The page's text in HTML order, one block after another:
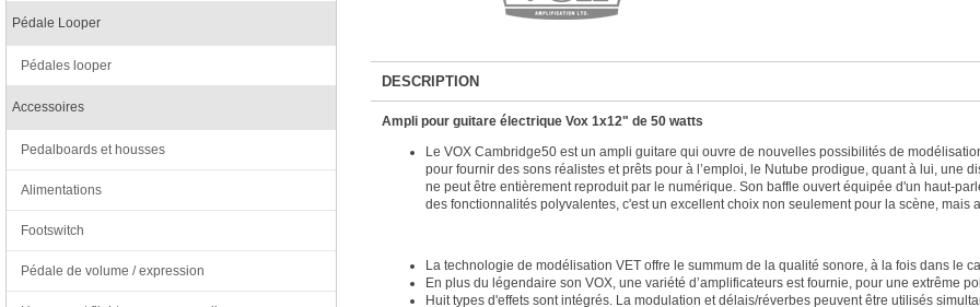
DESCRIPTION
Ampli pour guitare électrique Vox 1x12" de 50 watts
Le VOX Cambridge50 est un ampli guitare qui ouvre de nouvelles possibilités de
pour fournir des sons réalistes et prêts pour à l’emploi, le Nutube prodigue, quant à lui, une
ne peut être entièrement reproduit par le numérique. Son baffle ouvert équipée d'un haut-
des fonctionnalités polyvalentes, c'est un excellent choix non seulement pour la scène, mais
La technologie de modélisation VET offre le summum de la qualité sonore, à la fois dans le
En plus du légendaire son VOX, une variété d’amplificateurs est fournie, pour une extrême
Huit types d'effets sont intégrés. La modulation et délais/réverbes peuvent être utilisés
Pédale Looper
Pédales looper
Accessoires
Pedalboards et housses
Alimentations
Footswitch
Pédale de volume / expression